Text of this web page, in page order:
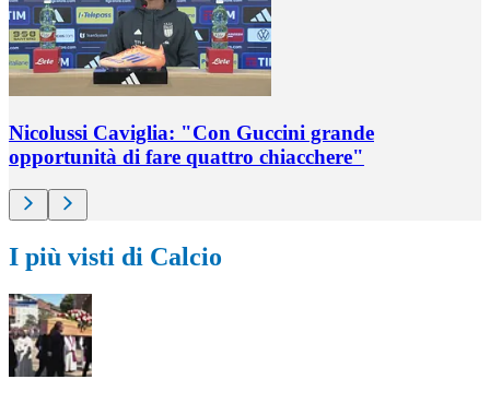
Nicolussi Caviglia: "Con Guccini grande
opportunità di fare quattro chiacchere"
I più visti di Calcio